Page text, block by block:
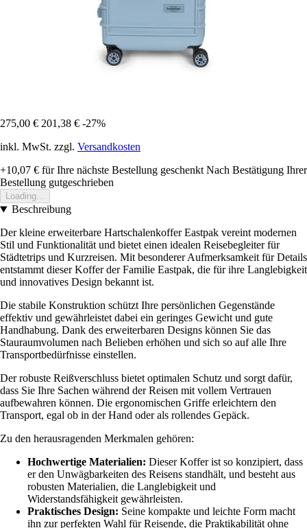
275,00 € 201,38 € -27%
inkl. MwSt. zzgl. Versandkosten
+10,07 € für Ihre nächste Bestellung geschenkt Nach Bestätigung Ihrer
Bestellung gutgeschrieben
Loading...
Beschreibung
Der kleine erweiterbare Hartschalenkoffer Eastpak vereint modernen
Stil und Funktionalität und bietet einen idealen Reisebegleiter für
Städtetrips und Kurzreisen. Mit besonderer Aufmerksamkeit für Details
entstammt dieser Koffer der Familie Eastpak, die für ihre Langlebigkeit
und innovatives Design bekannt ist.
Die stabile Konstruktion schützt Ihre persönlichen Gegenstände
effektiv und gewährleistet dabei ein geringes Gewicht und gute
Handhabung. Dank des erweiterbaren Designs können Sie das
Stauraumvolumen nach Belieben erhöhen und sich so auf alle Ihre
Transportbedürfnisse einstellen.
Der robuste Reißverschluss bietet optimalen Schutz und sorgt dafür,
dass Sie Ihre Sachen während der Reisen mit vollem Vertrauen
aufbewahren können. Die ergonomischen Griffe erleichtern den
Transport, egal ob in der Hand oder als rollendes Gepäck.
Zu den herausragenden Merkmalen gehören:
Hochwertige Materialien: Dieser Koffer ist so konzipiert, dass
er den Unwägbarkeiten des Reisens standhält, und besteht aus
robusten Materialien, die Langlebigkeit und
Widerstandsfähigkeit gewährleisten.
Praktisches Design: Seine kompakte und leichte Form macht
ihn zur perfekten Wahl für Reisende, die Praktikabilität ohne